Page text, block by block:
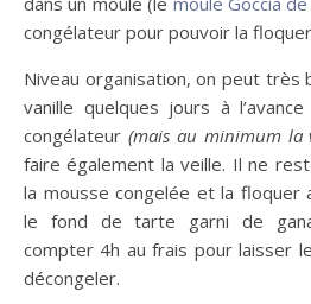
congélateur pour pouvoir la
Niveau organisation, on peut très
vanille quelques jours à
congélateur (mais au minimum la
faire également la veille. Il ne
la mousse congelée et la floquer
le fond de tarte garni de
compter 4h au frais pour laisser
décongeler.